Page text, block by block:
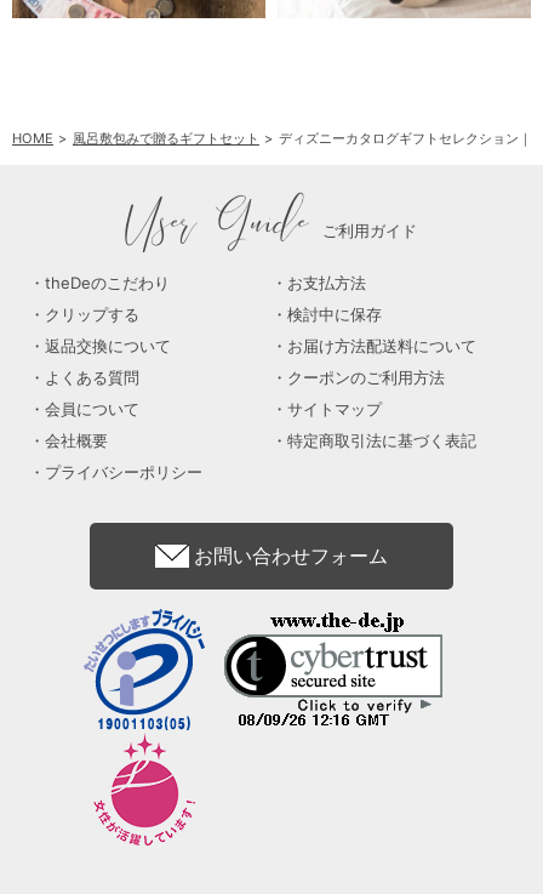
HOME 風呂敷包みで贈るギフトセット ディズニーカタログギフトセレクション｜
User Guide ご利用ガイド
theDeのこだわり
お支払方法
クリップする
検討中に保存
返品交換について
お届け方法配送料について
よくある質問
クーポンのご利用方法
会員について
サイトマップ
会社概要
特定商取引法に基づく表記
プライバシーポリシー
お問い合わせフォーム